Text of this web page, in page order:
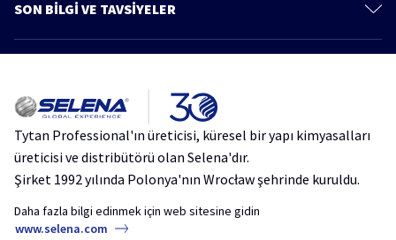
Bilgi ve Tavsiye
PU Köpük Yapıştırıcılar
Kimyasal Dübel
Aerosoller
SON BİLGİ VE TAVSİYELER
Daha fazla makale
Protect
Silikon ve Mastik Rehberi: Sızdırmazlık Ürünleri ve Uygulama Teknikleri
Yalıtım Sorunlarına Pratik Çözümler: Thermospray Akustik PU Yalıtım
Tytan Professional'ın üreticisi, küresel bir yapı kimyasalları
üreticisi ve distribütörü olan Selena'dır.
Şirket 1992 yılında Polonya'nın Wrocław şehrinde kuruldu.
Daha fazla bilgi edinmek için web sitesine gidin
www.selena.com